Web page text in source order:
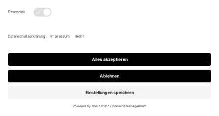
Feuerzeugtest
Sicherheit ausschließlich von eingewiesenen
gelüfteten Räumen und ausschließlich an abgetrennten
Materialmustern von cirka 10 x 20cm Seitenlänge
durchgeführt werden. Beachten Sie, dass der
Feuerzeugtest keinerlei Rückschlüsse über das
Bestehen einer normgerechten Prüfung zulässt!